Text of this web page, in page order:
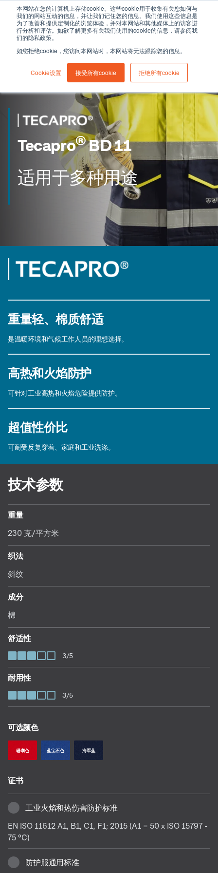
本网站在您的计算机上存储cookie。这些cookie用于收集有关您如何与
我们的网站互动的信息，并让我们记住您的信息。我们使用这些信息是
为了改善和提供定制化的浏览体验，并对本网站和其他媒体上的访客进
行分析和评估。如欲了解更多有关我们使用的cookie的信息，请参阅我
们的隐私政策。
如您拒绝cookie，您访问本网站时，本网站将无法跟踪您的信息。
Cookie设置 接受所有cookie 拒绝所有cookie
Tecapro®BD 11
适用于多种用途
重量轻、棉质舒适
是温暖环境和气候工作人员的理想选择。
高热和火焰防护
可针对工业高热和火焰危险提供防护。
超值性价比
可耐受反复穿着、家庭和工业洗涤。
技术参数
重量
230 克/平方米
织法
斜纹
成分
棉
舒适性
3/5
耐用性
3/5
可选颜色
珊瑚色 蓝宝石色 海军蓝
证书
工业火焰和热伤害防护标准
EN ISO 11612 A1, B1, C1, F1; 2015 (A1 = 50 x ISO 15797 -
75 °C)
防护服通用标准